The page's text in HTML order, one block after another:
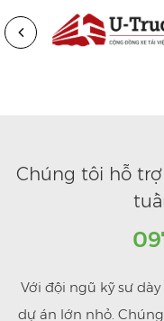
Chúng tôi hỗ
Với đội ngũ kỹ sư
dự án lớn nhỏ.